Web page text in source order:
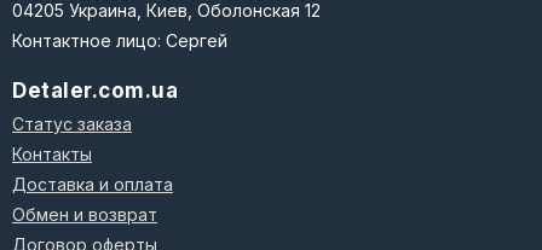
04205 Украина, Киев, Оболонская 12
Контактное лицо: Сергей
Detaler.com.ua
Статус заказа
Контакты
Доставка и оплата
Обмен и возврат
Договор оферты